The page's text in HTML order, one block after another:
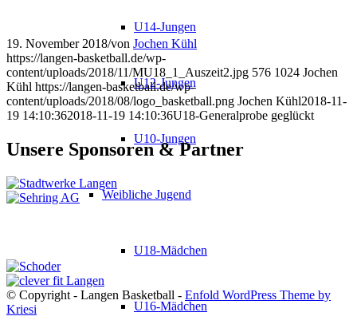
U14-Jungen
U12-Jungen
U10-Jungen
Weibliche Jugend
U18-Mädchen
U16-Mädchen
19. November 2018/von Jochen Kühl
https://langen-basketball.de/wp-
content/uploads/2018/11/MU18_1_Auszeit2.jpg 576 1024 Jochen
Kühl https://langen-basketball.de/wp-
content/uploads/2018/08/logo_basketball.png Jochen Kühl2018-11-
19 14:10:362018-11-19 14:10:36U18-Generalprobe geglückt
Unsere Sponsoren & Partner
© Copyright - Langen Basketball - Enfold WordPress Theme by
Kriesi